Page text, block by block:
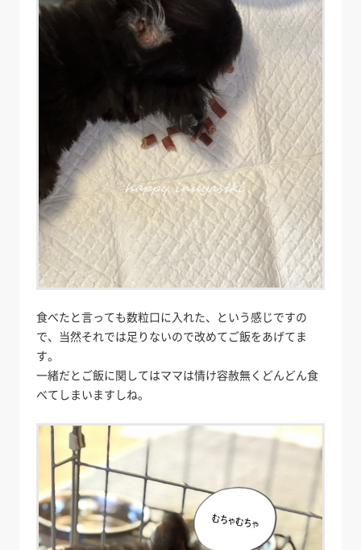
食べたと言っても数粒口に入れた、という感じですの
で、当然それでは足りないので改めてご飯をあげてま
す。
一緒だとご飯に関してはママは情け容赦無くどんどん食
べてしまいますしね。